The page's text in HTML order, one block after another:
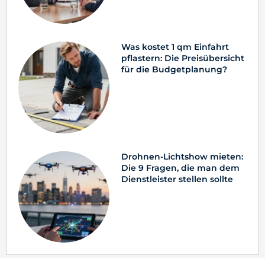
Was kostet 1 qm Einfahrt
pflastern: Die Preisübersicht
für die Budgetplanung?
Drohnen-Lichtshow mieten:
Die 9 Fragen, die man dem
Dienstleister stellen sollte